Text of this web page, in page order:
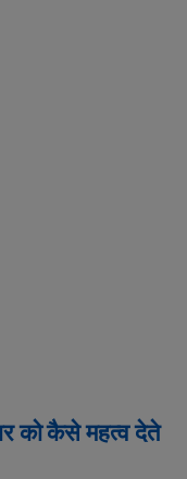
को कैसे महत्व देते